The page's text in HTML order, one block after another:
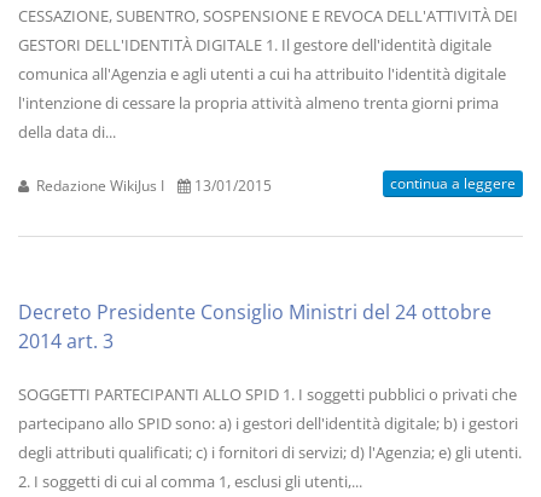
CESSAZIONE, SUBENTRO, SOSPENSIONE E REVOCA DELL'ATTIVITÀ DEI
GESTORI DELL'IDENTITÀ DIGITALE 1. Il gestore dell'identità digitale
comunica all'Agenzia e agli utenti a cui ha attribuito l'identità digitale
l'intenzione di cessare la propria attività almeno trenta giorni prima
della data di...
Redazione WikiJus I 13/01/2015 continua a leggere
Decreto Presidente Consiglio Ministri del 24 ottobre
2014 art. 3
SOGGETTI PARTECIPANTI ALLO SPID 1. I soggetti pubblici o privati che
partecipano allo SPID sono: a) i gestori dell'identità digitale; b) i gestori
degli attributi qualificati; c) i fornitori di servizi; d) l'Agenzia; e) gli utenti.
2. I soggetti di cui al comma 1, esclusi gli utenti,...